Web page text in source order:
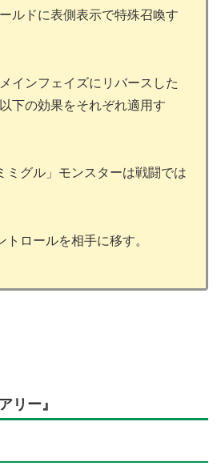
ルドに表側表示で特殊召喚す
インフェイズにリバースした
下の効果をそれぞれ適用す
ミグル」モンスターは戦闘では
ロールを相手に移す。
リー』